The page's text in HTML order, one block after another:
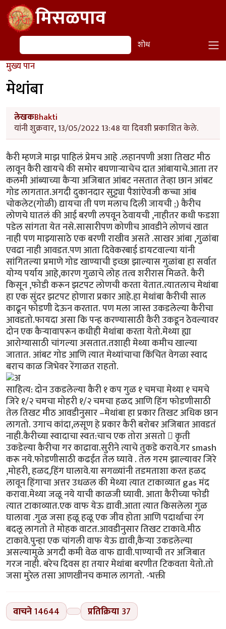
Skip to main contentमिसळपाव
शोध शोध
मुख्य पान
मेथांबा
लेखकBhakti
यांनी शुक्रवार, 13/05/2022 13:48 या दिवशी प्रकाशित केले.
कैरी म्हणजे माझ पाहिलं प्रेमच आहे .लहानपणी अशा तिखट मीठ
लावून कैरी खायचे की समोर बघणाऱ्याचेच दात आंबायाचे.आता तर
कलमी आंब्याच्या कैऱ्या अजिबात आंबट नसतात तेव्हा छान आंबट
गोड लागतात.अगदी दुकानदार सुट्ट्या पैशांऐवजी कच्चा आंब
चोकलेट(गोळी) द्यायचा ती पण मलाच दिली जायची ;) कैरीच
लोणचे घातलं की आई बरणी लपवून ठेवायची ,नाहीतर कधी फडशा
पडेल सांगता येत नसे.सासारीपण कोणीच आवडीने लोणचं खात
नाही पण माझ्यासाठे एक बरणी राखीव असते .साखर आंबा ,गुळांबा
एवढा नाही आवडत.पण आता दिवेकरबाई डायटवाल्या यांनी
सांगितल्या प्रमाणे गोड खाण्याची इच्छा झाल्यास गुळांबा हा सर्वात
योग्य पर्याय आहे,कारण गुळाचे लोह तत्व शरीरास मिळते. कैरी
किसून ,फोडी करून झटपट लोणची करता येतात.त्यातलाच मेथांबा
हा एक सुंदर झटपट होणारा प्रकार आहे.हा मेथांबा कैरीची साल
काढून फोडणी देऊन करतात. पण मला जास्त उकडलेल्या कैरीचा
आवडतो.फायदा असा कि पन्ह करण्यासाठी कैरी उकडून ठेवल्यावर
दोन एक कैऱ्यावापरून कधीही मेथांबा करता येतो.मेथ्या ह्या
आरोग्यासाठी चांगल्या असतात.तशाही मेथ्या कमीच खाल्या
जातात. आंबट गोड आणि त्यात मेथ्यांचाचा किंचित वेगळा स्वाद
बराच काळ जिभेवर रेंगाळत राहतो.
साहित्य: दोन उकडलेल्या कैरी १ कप गुळ १ चमचा मेथ्या १ चमचे
जिरे १/२ चमचा मोहरी १/२ चमचा हळद आणि हिंग फोडणीसाठी
तेल तिखट मीठ आवडीनुसार –मेथांबा हा प्रकार तिखट अधिक छान
लागतो. उगाच कांदा,लसूण हे प्रकार कैरी बरोबर अजिबात आवडतं
नाही.कैरीच्या स्वादाचा स्वत:चाच एक तोरा असतो  कृती
उकडेल्या कैरीचा गर काढावा.सुरीने त्याचे तुकडे करावे.गर smash
करू नये.फोडणीसाठी कढईत तेल घ्यावे . तेल गरम झाल्यावर जिरे
,मोहरी, हळद,हिंग घालावे.या सगळ्यांनी तडमताशा करत हळद
लावून हिंगाचा अत्तर उधळल की मेथ्या त्यात टाकाव्यात gas मंद
करावा.मेथ्या जळू नये याची काळजी घ्यावी. आता कैरीच्या फोडी
त्यात टाकाव्यात.एक वाफ येऊ द्यावी.आता त्यात किसलेला गुळ
घालावा .गुळ जसा हळू हळू एक जीव होता आणि पदार्थाचा रंग
बदलू लागतो ते मोहक वाटत.आवडीनुसार तिखट टाकावे.मीठ
टाकावे.पुन्हा एक चांगली वाफ येऊ द्यावी,कैऱ्या उकडलेल्या
असल्यामुळे अगदी कमी वेळ वाफ द्यावी.पाण्याची तर अजिबात
गरज नाही. बरेच दिवस हा तयार मेथांबा बरणीत टिकवता येतो.तो
जसा मुरेल तसा आणखीनच कमाल लागतो. -भक्ती
वाचने14644 प्रतिक्रिया 37